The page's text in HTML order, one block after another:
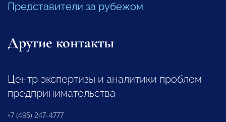
Представители за рубежом
Другие контакты
Центр экспертизы и аналитики проблем
предпринимательства
+7 (495) 247-4777